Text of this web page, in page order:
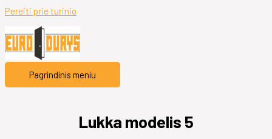
Pereiti prie turinio
Pagrindinis meniu
Lukka modelis 5